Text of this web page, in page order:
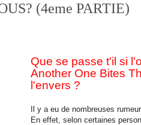
(4eme PARTIE)
Que se passe t'il si
Another One Bites
l'envers ?
Il y a eu de nombreuses
En effet, selon certaines